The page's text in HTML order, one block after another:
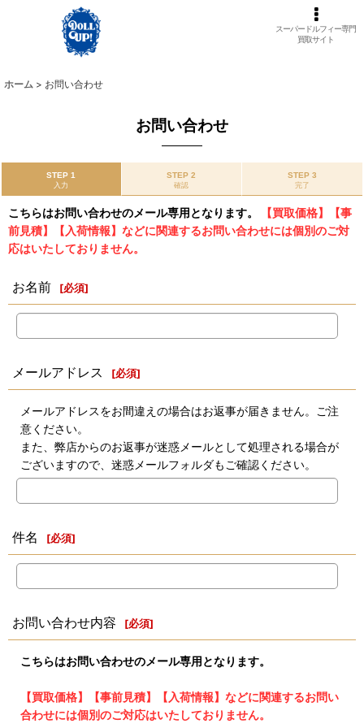
スーパードルフィー専門
買取サイト
ホーム > お問い合わせ
お問い合わせ
STEP 1
入力
STEP 2
確認
STEP 3
完了
こちらはお問い合わせのメール専用となります。
【買取価格】【事
前見積】【入荷情報】などに関連するお問い合わせには個別のご対
応はいたしておりません。
お名前 [必須]
メールアドレス [必須]
メールアドレスをお間違えの場合はお返事が届きません。ご注
意ください。
また、弊店からのお返事が迷惑メールとして処理される場合が
ございますので、迷惑メールフォルダもご確認ください。
件名 [必須]
お問い合わせ内容 [必須]
こちらはお問い合わせのメール専用となります。
【買取価格】【事前見積】【入荷情報】などに関連するお問い
合わせには個別のご対応はいたしておりません。